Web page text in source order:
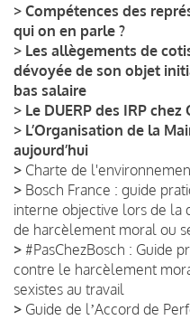
> Compétences des
qui on en parle ?
> Les allègements de
dévoyée de son objet
bas salaire
> Le DUERP des IRP chez
> L’Organisation de la
aujourd’hui
> Charte de
> Bosch France : guide
interne objective lors de la
de harcèlement moral ou
> #PasChezBosch : Guide
contre le harcèlement
sexistes au travail
> Guide de lʼAccord de